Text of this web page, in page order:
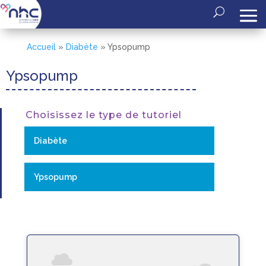
Accueil» Diabète » Ypsopump
Ypsopump
Choisissez le type de tutoriel